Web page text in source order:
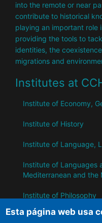
into the remote or near
contribute to historical
playing an important role
providing the tools to
identities, the
migrations and
Institutes at
Institute of Economy,
Institute of History
Institute of Language,
Institute of Languages
Mediterranean and the
Institute of Philosophy
Institute of Public
Esta página web usa